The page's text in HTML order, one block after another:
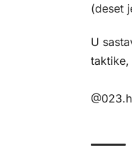
(deset
U
taktike,